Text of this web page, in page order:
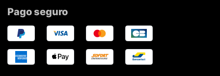
Pago seguro